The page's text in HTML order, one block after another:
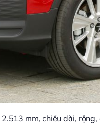
mm, chiều dài,